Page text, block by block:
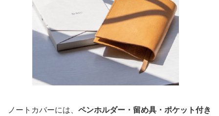
ノートカバーには、 ペンホルダー・留め具・ポケット付き